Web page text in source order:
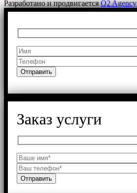
Разработано и продвигаетсяQ2 Agency
Заказ услуги